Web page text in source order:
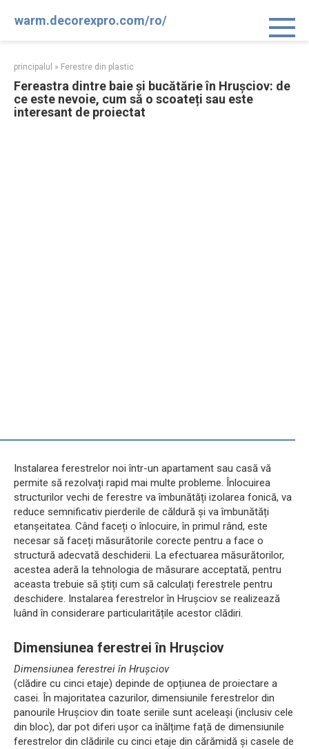
warm.decorexpro.com/ro/
principalul » Ferestre din plastic
Fereastra dintre baie și bucătărie în Hrușciov: de
ce este nevoie, cum să o scoateți sau este
interesant de proiectat
Instalarea ferestrelor noi într-un apartament sau casă vă
permite să rezolvați rapid mai multe probleme. Înlocuirea
structurilor vechi de ferestre va îmbunătăți izolarea fonică, va
reduce semnificativ pierderile de căldură și va îmbunătăți
etanșeitatea. Când faceți o înlocuire, în primul rând, este
necesar să faceți măsurătorile corecte pentru a face o
structură adecvată deschiderii. La efectuarea măsurătorilor,
acestea aderă la tehnologia de măsurare acceptată, pentru
aceasta trebuie să știți cum să calculați ferestrele pentru
deschidere. Instalarea ferestrelor în Hrușciov se realizează
luând în considerare particularitățile acestor clădiri.
Dimensiunea ferestrei în Hrușciov
Dimensiunea ferestrei în Hrușciov
(clădire cu cinci etaje) depinde de opțiunea de proiectare a
casei. În majoritatea cazurilor, dimensiunile ferestrelor din
panourile Hrușciov din toate seriile sunt aceleași (inclusiv cele
din bloc), dar pot diferi ușor ca înălțime față de dimensiunile
ferestrelor din clădirile cu cinci etaje din cărămidă și casele de